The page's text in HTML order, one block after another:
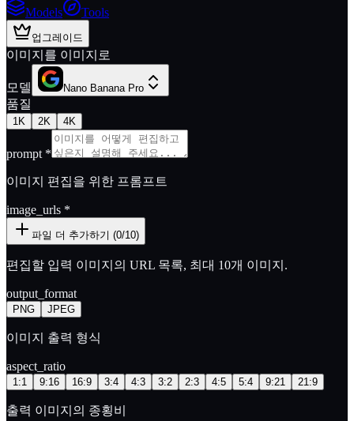
Models
Tools
업그레이드
이미지를 이미지로
모델 Nano Banana Pro
품질
1K 2K 4K
prompt *
이미지 편집을 위한 프롬프트
image_urls *
파일 더 추가하기 (0/10)
편집할 입력 이미지의 URL 목록, 최대 10개 이미지.
output_format
PNG JPEG
이미지 출력 형식
aspect_ratio
1:1 9:16 16:9 3:4 4:3 3:2 2:3 4:5 5:4 9:21 21:9
출력 이미지의 종횡비